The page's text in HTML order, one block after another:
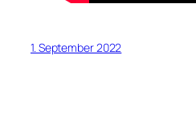
1. September 2022